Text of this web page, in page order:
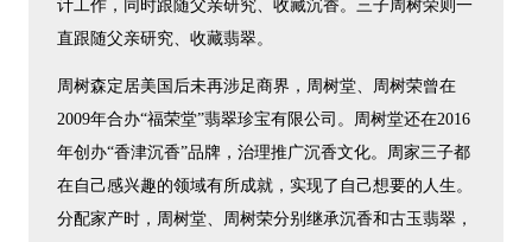
计工作，同时跟随父亲研究、收藏沉香。三子周树荣则一
直跟随父亲研究、收藏翡翠。
周树森定居美国后未再涉足商界，周树堂、周树荣曾在
2009年合办“福荣堂”翡翠珍宝有限公司。周树堂还在2016
年创办“香津沉香”品牌，治理推广沉香文化。周家三子都
在自己感兴趣的领域有所成就，实现了自己想要的人生。
分配家产时，周树堂、周树荣分别继承沉香和古玉翡翠，